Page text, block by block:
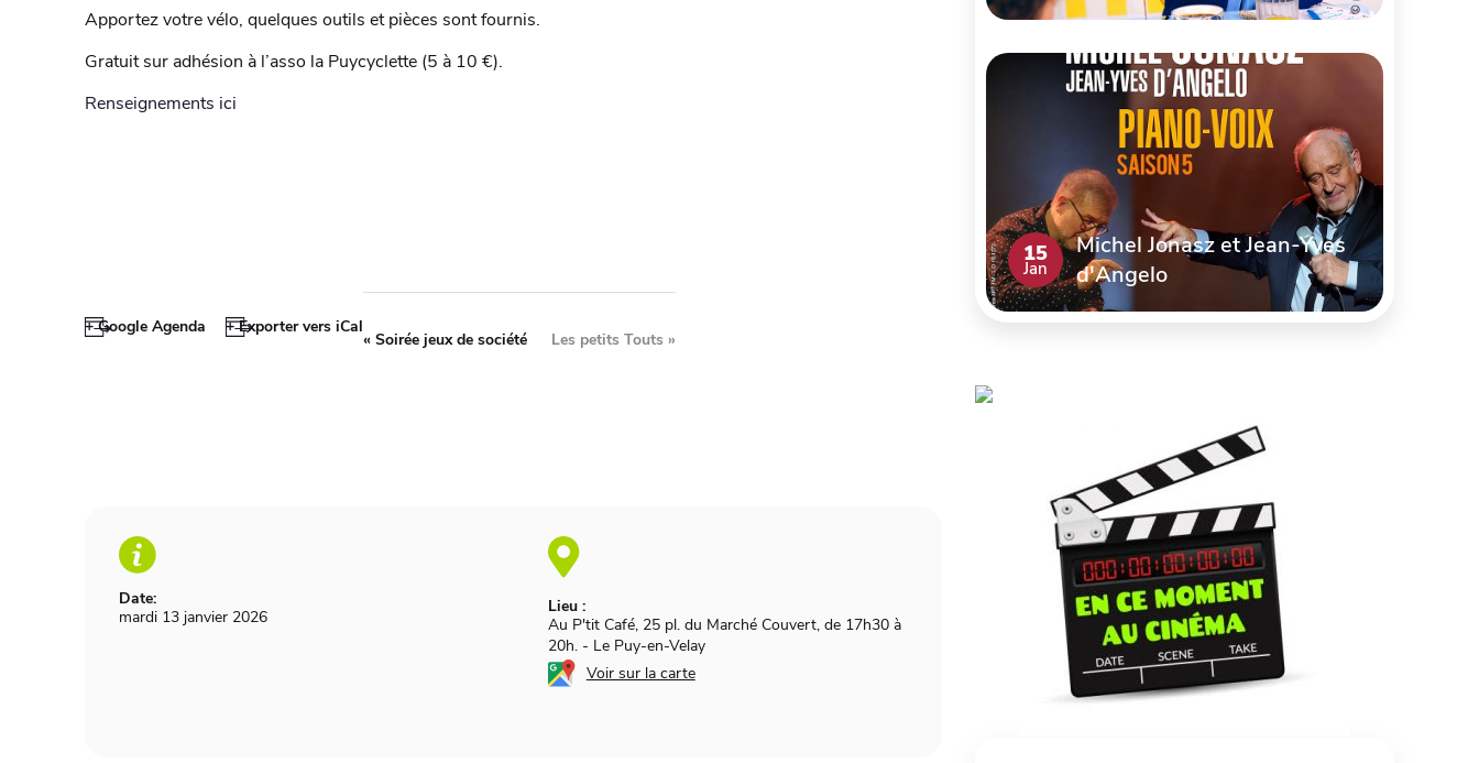
Apportez votre vélo, quelques outils et pièces sont fournis.
Gratuit sur adhésion à l’asso la Puycyclette (5 à 10 €).
Renseignements ici
+ Google Agenda + Exporter vers iCal
Date:
mardi 13 janvier 2026
Lieu :
Au P'tit Café, 25 pl. du Marché Couvert, de 17h30 à
20h. - Le Puy-en-Velay
Voir sur la carte
«Soirée jeux de société Les petits Touts »
15
Jan
Michel Jonasz et Jean-Yves
d'Angelo